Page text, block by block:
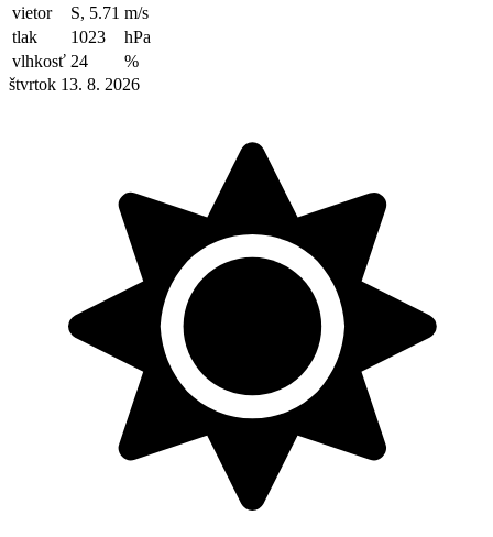
vietor
S, 5.71 m/s
tlak
1023
hPa
vlhkosť 24
%
štvrtok 13. 8. 2026